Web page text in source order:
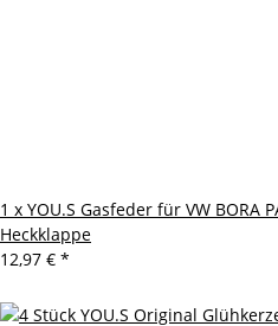
1 x YOU.S Gasfeder für VW BORA
Heckklappe
12,97 € *